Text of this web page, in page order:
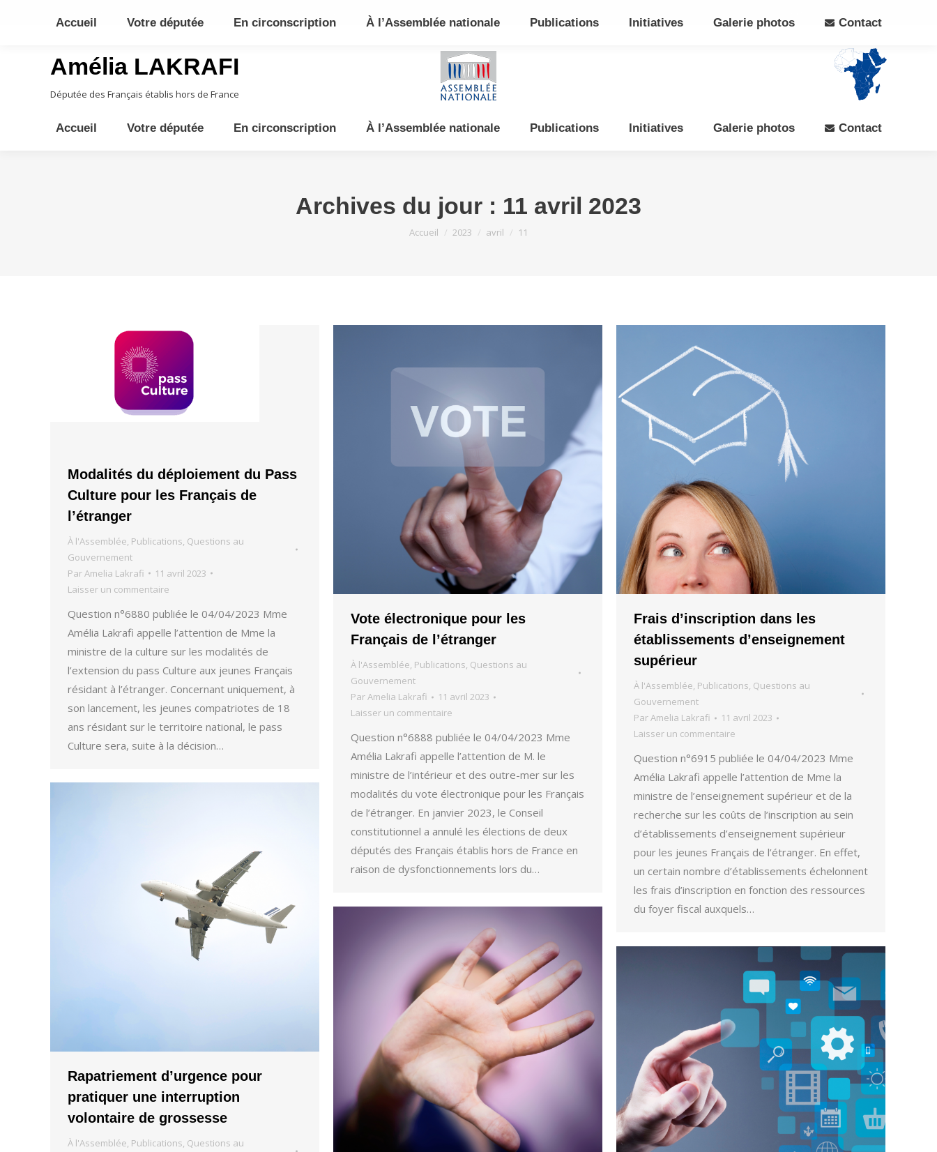
Facebook
opens
in
new
X
opens
in
new
Amélia LAKRAFI
Députée des Français établis hors de France
Accueil Votre députée En circonscription À l’Assemblée nationale Publications Initiatives Galerie photos Contact
Archives du jour : 11 avril 2023
Vous êtes ici :
Accueil 2023 avril 11
Modalités du déploiement du Pass
Culture pour les Français de
l’étranger
À l'Assemblée, Publications, Questions au
Gouvernement
ParAmelia Lakrafi
11 avril 2023
Laisser un commentaire
Question n°6880 publiée le 04/04/2023 Mme
Amélia Lakrafi appelle l’attention de Mme la
ministre de la culture sur les modalités de
l’extension du pass Culture aux jeunes Français
résidant à l’étranger. Concernant uniquement, à
son lancement, les jeunes compatriotes de 18
ans résidant sur le territoire national, le pass
Culture sera, suite à la décision…
Vote électronique pour les
Français de l’étranger
À l'Assemblée, Publications, Questions au
Gouvernement
ParAmelia Lakrafi
11 avril 2023
Laisser un commentaire
Question n°6888 publiée le 04/04/2023 Mme
Amélia Lakrafi appelle l’attention de M. le
ministre de l’intérieur et des outre-mer sur les
modalités du vote électronique pour les Français
de l’étranger. En janvier 2023, le Conseil
constitutionnel a annulé les élections de deux
députés des Français établis hors de France en
raison de dysfonctionnements lors du…
Frais d’inscription dans les
établissements d’enseignement
supérieur
À l'Assemblée, Publications, Questions au
Gouvernement
ParAmelia Lakrafi
11 avril 2023
Laisser un commentaire
Question n°6915 publiée le 04/04/2023 Mme
Amélia Lakrafi appelle l’attention de Mme la
ministre de l’enseignement supérieur et de la
recherche sur les coûts de l’inscription au sein
d’établissements d’enseignement supérieur
pour les jeunes Français de l’étranger. En effet,
un certain nombre d’établissements échelonnent
les frais d’inscription en fonction des ressources
du foyer fiscal auxquels…
Rapatriement d’urgence pour
pratiquer une interruption
volontaire de grossesse
À l'Assemblée, Publications, Questions au
Accueil Votre députée En circonscription À l’Assemblée nationale Publications Initiatives Galerie photos Contact